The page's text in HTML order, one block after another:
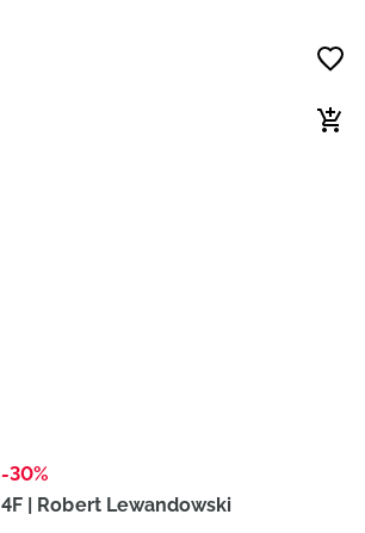
-30%
4F | Robert Lewandowski